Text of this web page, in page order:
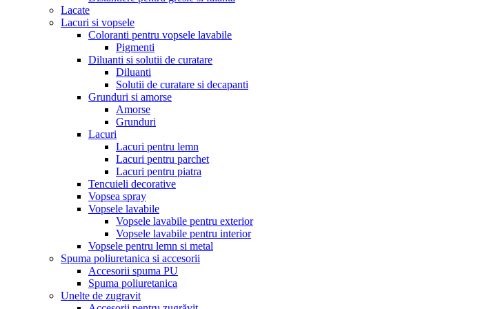
Lacate
Lacuri si vopsele
Coloranti pentru vopsele lavabile
Pigmenti
Diluanti si solutii de curatare
Diluanti
Solutii de curatare si decapanti
Grunduri si amorse
Amorse
Grunduri
Lacuri
Lacuri pentru lemn
Lacuri pentru parchet
Lacuri pentru piatra
Tencuieli decorative
Vopsea spray
Vopsele lavabile
Vopsele lavabile pentru exterior
Vopsele lavabile pentru interior
Vopsele pentru lemn si metal
Spuma poliuretanica si accesorii
Accesorii spuma PU
Spuma poliuretanica
Unelte de zugravit